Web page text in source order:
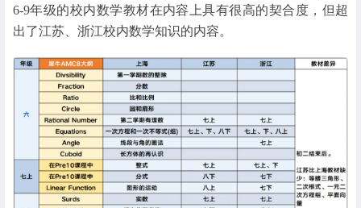
6-9年级的校内数学教材在内容上具有很高的契合度，但超
出了江苏、浙江校内数学知识的内容。